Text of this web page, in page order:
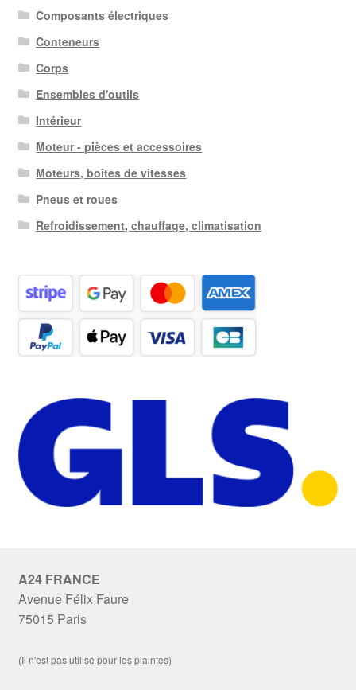
Composants électriques
Conteneurs
Corps
Ensembles d'outils
Intérieur
Moteur - pièces et accessoires
Moteurs, boîtes de vitesses
Pneus et roues
Refroidissement, chauffage, climatisation
A24 FRANCE
Avenue Félix Faure
75015 Paris
(Il n'est pas utilisé pour les plaintes)